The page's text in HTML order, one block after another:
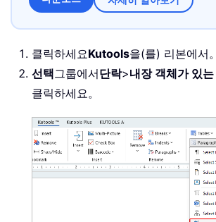
클릭하세요Kutools을(를) 리본에서。
선택그룹에서단락>내장 객체가 있
클릭하세요。